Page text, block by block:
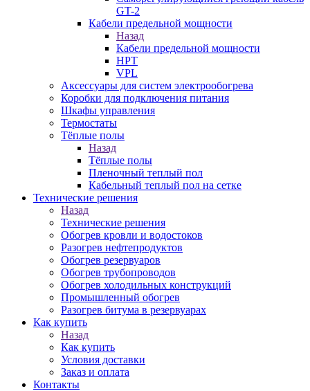
GT-2
Кабели предельной мощности
Назад
Кабели предельной мощности
HPT
VPL
Аксессуары для систем электрообогрева
Коробки для подключения питания
Шкафы управления
Термостаты
Тёплые полы
Назад
Тёплые полы
Пленочный теплый пол
Кабельный теплый пол на сетке
Технические решения
Назад
Технические решения
Обогрев кровли и водостоков
Разогрев нефтепродуктов
Обогрев резервуаров
Обогрев трубопроводов
Обогрев холодильных конструкций
Промышленный обогрев
Разогрев битума в резервуарах
Как купить
Назад
Как купить
Условия доставки
Заказ и оплата
Контакты